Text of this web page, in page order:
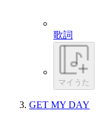
歌詞
マイうた
GET MY DAY